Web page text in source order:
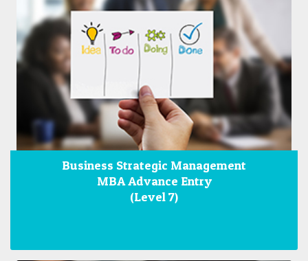
Business Strategic Management
MBA Advance Entry
(Level 7)